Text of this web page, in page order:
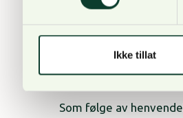
Ikke tillat
behandling ved
Som følge av